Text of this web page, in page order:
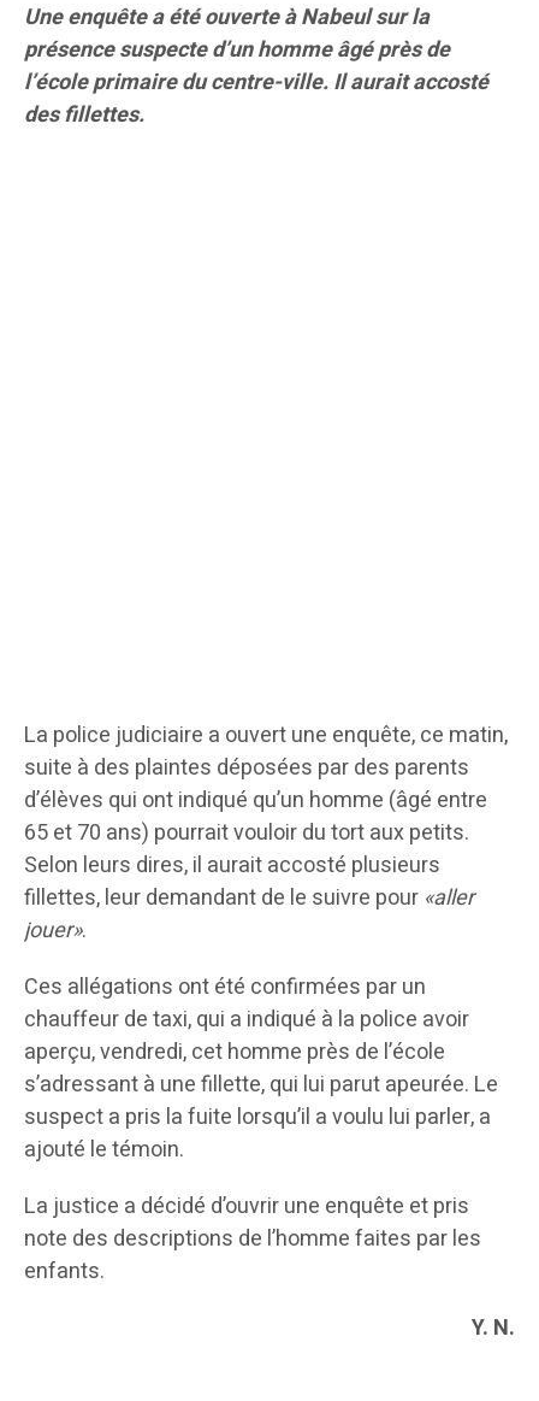
Une enquête a été ouverte à Nabeul sur la
présence suspecte d’un homme âgé près de
l’école primaire du centre-ville. Il aurait accosté
des fillettes.
La police judiciaire a ouvert une enquête, ce matin,
suite à des plaintes déposées par des parents
d’élèves qui ont indiqué qu’un homme (âgé entre
65 et 70 ans) pourrait vouloir du tort aux petits.
Selon leurs dires, il aurait accosté plusieurs
fillettes, leur demandant de le suivre pour «aller
jouer».
Ces allégations ont été confirmées par un
chauffeur de taxi, qui a indiqué à la police avoir
aperçu, vendredi, cet homme près de l’école
s’adressant à une fillette, qui lui parut apeurée. Le
suspect a pris la fuite lorsqu’il a voulu lui parler, a
ajouté le témoin.
La justice a décidé d’ouvrir une enquête et pris
note des descriptions de l’homme faites par les
enfants.
Y. N.